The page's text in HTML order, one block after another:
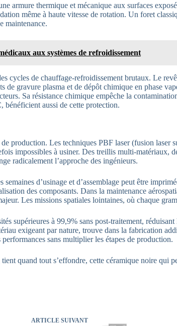
armure thermique et mécanique aux surfaces
même à haute vitesse de rotation. Un foret
maintenance.
aux systèmes de refroidissement
cycles de chauffage-refroidissement brutaux. Le
gravure plasma et de dépôt chimique en phase
Sa résistance chimique empêche la
bénéficient aussi de cette protection.
production. Les techniques PBF laser (fusion laser
impossibles à usiner. Des treillis multi-
radicalement l’approche des ingénieurs.
d’usinage et d’assemblage peut être
des composants. Dans la maintenance
Les missions spatiales lointaines, où chaque
supérieures à 99,9% sans post-traitement,
exigeant par nature, trouve dans la fabrication
sans multiplier les étapes de production.
quand tout s’effondre, cette céramique noire
ARTICLE SUIVANT